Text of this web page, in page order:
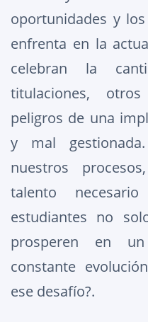
oportunidades y
enfrenta en la
celebran la
titulaciones,
peligros de una
y mal
nuestros
talento
estudiantes no
prosperen en
constante
ese desafío?.